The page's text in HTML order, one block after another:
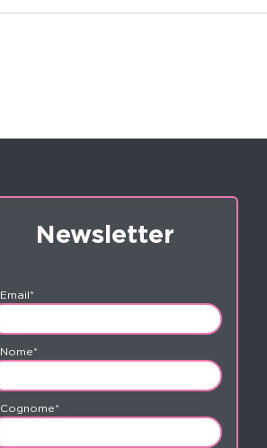
Newsletter
Email*
Nome*
Cognome*